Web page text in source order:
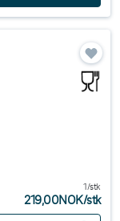
1/stk
219,00NOK/stk